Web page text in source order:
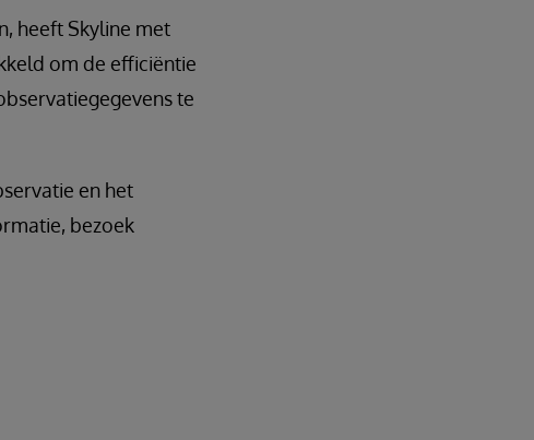
heeft Skyline met
om de efficiëntie
te
en het
bezoek